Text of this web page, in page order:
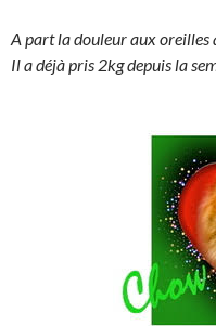
A part la douleur aux oreilles
Il a déjà pris 2kg depuis la